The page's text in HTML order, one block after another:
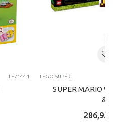
LE71441 LEGO SUPER MARIO
SUPER MARIO
&..
286,95